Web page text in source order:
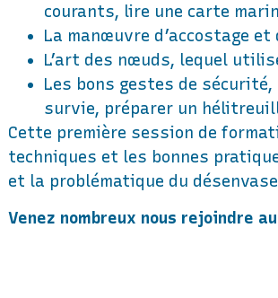
courants, lire une carte
La manœuvre d’accostage et
L’art des nœuds, lequel
Les bons gestes de sécurité,
survie, préparer un
Cette première session de
techniques et les bonnes
et la problématique du
Venez nombreux nous rejoindre